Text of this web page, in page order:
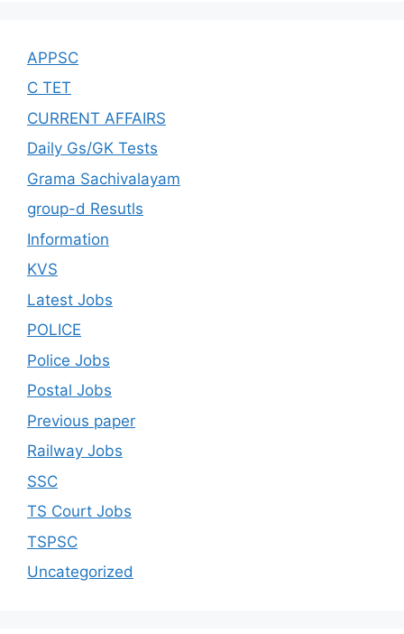
APPSC
C TET
CURRENT AFFAIRS
Daily Gs/GK Tests
Grama Sachivalayam
group-d Resutls
Information
KVS
Latest Jobs
POLICE
Police Jobs
Postal Jobs
Previous paper
Railway Jobs
SSC
TS Court Jobs
TSPSC
Uncategorized